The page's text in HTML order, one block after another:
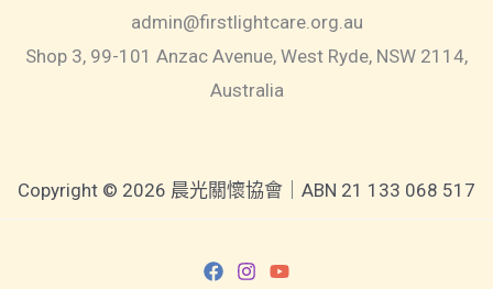
admin@firstlightcare.org.au
Shop 3, 99-101 Anzac Avenue, West Ryde, NSW 2114,
Australia
Copyright © 2026 晨光關懷協會｜ABN 21 133 068 517